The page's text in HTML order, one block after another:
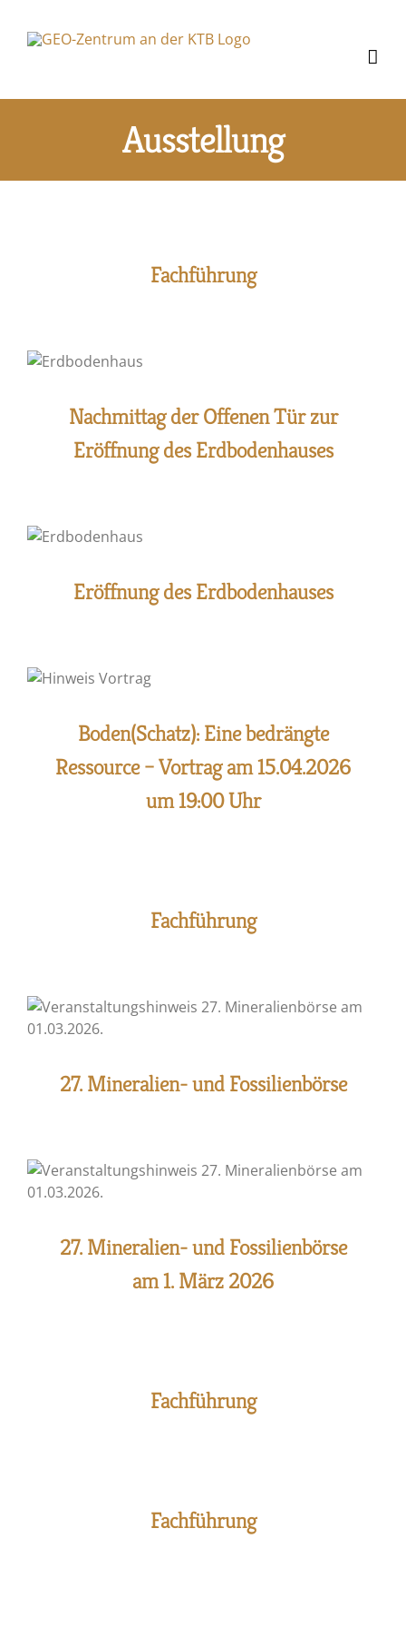
Inhalt
Ausstellung
Fachführung
Nachmittag der Offenen Tür zur
Eröffnung des Erdbodenhauses
Eröffnung des Erdbodenhauses
Boden(Schatz): Eine bedrängte
Ressource – Vortrag am 15.04.2026
um 19:00 Uhr
Fachführung
27. Mineralien- und Fossilienbörse
27. Mineralien- und Fossilienbörse
am 1. März 2026
Fachführung
Fachführung